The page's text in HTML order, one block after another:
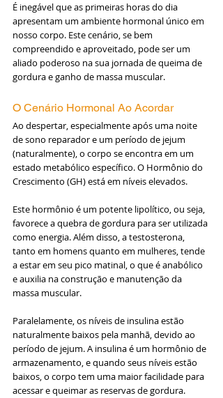
É inegável que as primeiras horas do dia
apresentam um ambiente hormonal único em
nosso corpo. Este cenário, se bem
compreendido e aproveitado, pode ser um
aliado poderoso na sua jornada de queima de
gordura e ganho de massa muscular.
O Cenário Hormonal Ao Acordar
Ao despertar, especialmente após uma noite
de sono reparador e um período de jejum
(naturalmente), o corpo se encontra em um
estado metabólico específico. O Hormônio do
Crescimento (GH) está em níveis elevados.
Este hormônio é um potente lipolítico, ou seja,
favorece a quebra de gordura para ser utilizada
como energia. Além disso, a testosterona,
tanto em homens quanto em mulheres, tende
a estar em seu pico matinal, o que é anabólico
e auxilia na construção e manutenção da
massa muscular.
Paralelamente, os níveis de insulina estão
naturalmente baixos pela manhã, devido ao
período de jejum. A insulina é um hormônio de
armazenamento, e quando seus níveis estão
baixos, o corpo tem uma maior facilidade para
acessar e queimar as reservas de gordura.